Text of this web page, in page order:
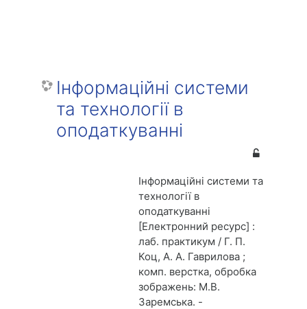
Інформаційні системи
та технології в
оподаткуванні
Інформаційні системи та
технології в
оподаткуванні
[Електронний ресурс] :
лаб. практикум / Г. П.
Коц, А. А. Гаврилова ;
комп. верстка, обробка
зображень: М.В.
Заремська. -